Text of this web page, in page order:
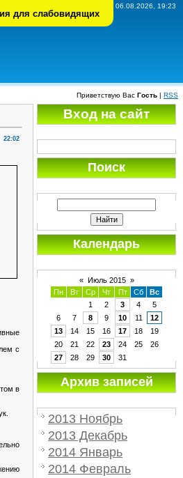
для слабовидящих
Четверг, 06.08.2026, 19:23
Приветствую Вас Гость | RSS
22:02
с
в
Вход на сайт
Поиск
Календарь
« Июль 2015 »
Пн
Вт Ср Чт Пт Сб
Вс
1
2 3 4
5
6
7 8 9 10 11
12
13
14 15 16 17 18
19
20
21 22 23 24 25
26
27
28 29 30 31
Архив записей
2013 Ноябрь
2013 Декабрь
2014 Январь
2014 Февраль